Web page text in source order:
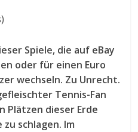
Spiele, die auf eBay
oder für einen Euro
wechseln. Zu Unrecht.
Tennis-Fan
Plätzen dieser Erde
zu schlagen. Im